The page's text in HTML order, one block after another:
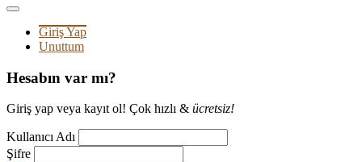
Giriş Yap
Unuttum
Hesabın var mı?
Giriş yap veya kayıt ol! Çok hızlı & ücretsiz!
Kullanıcı Adı
Şifre